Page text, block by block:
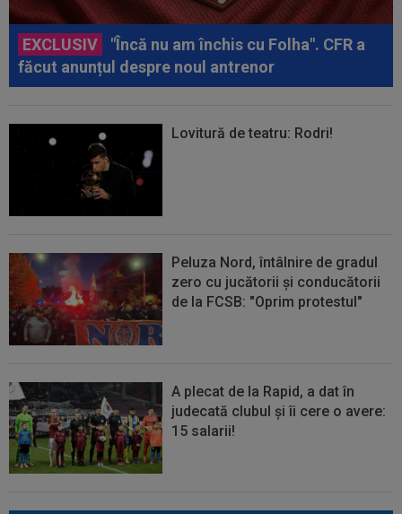
EXCLUSIV
"Încă nu am închis cu Folha". CFR a
făcut anunțul despre noul antrenor
Lovitură de teatru: Rodri!
Peluza Nord, întâlnire de gradul
zero cu jucătorii și conducătorii
de la FCSB: "Oprim protestul"
A plecat de la Rapid, a dat în
judecată clubul și îi cere o avere:
15 salarii!